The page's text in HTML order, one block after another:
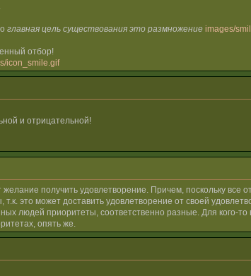
главная цель существования это размножение images/
отбор!
icon_smile.gif
и отрицательной!
получить удовлетворение. Причем, поскольку все
это может доставить удовлетворение от своей
людей приоритеты, соответственно разные. Для кого-то
опять же.